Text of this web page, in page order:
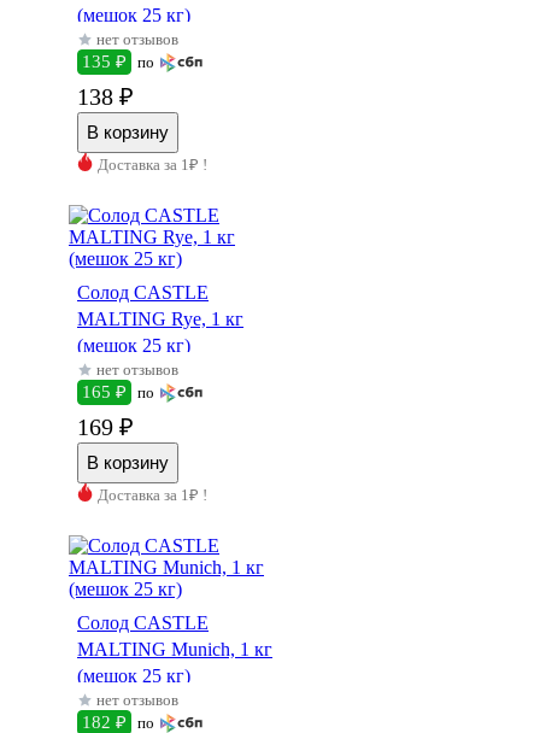
(мешок 25 кг)
нет отзывов
135 ₽ по
138 ₽
Доставка за 1₽ !
Солод CASTLE
MALTING Rye, 1 кг
(мешок 25 кг)
нет отзывов
165 ₽ по
169 ₽
Доставка за 1₽ !
Солод CASTLE
MALTING Munich, 1 кг
(мешок 25 кг)
нет отзывов
182 ₽ по